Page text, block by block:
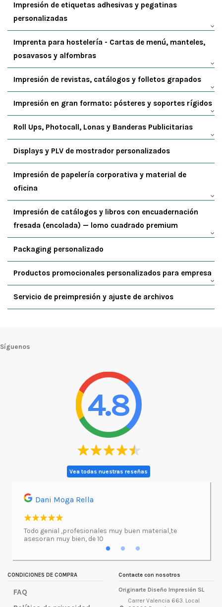
Impresión de etiquetas adhesivas y pegatinas
personalizadas
Imprenta para hostelería - Cartas de menú, manteles,
posavasos y alfombras
Impresión de revistas, catálogos y folletos grapados
Impresión en gran formato: pósteres y soportes rígidos
Roll Ups, Photocall, Lonas y Banderas Publicitarias
Displays y PLV de mostrador personalizados
Impresión de papelería corporativa y material de
oficina
Impresión de catálogos y libros con encuadernación
fresada (encolada) — lomo cuadrado premium
Packaging personalizado
Productos promocionales personalizados para empresa
Servicio de preimpresión y ajuste de archivos
Síguenos
4.8
Vea todas nuestras reseñas
Dani Moga Rella
Todo genial ,profesionales muy buen material,te
asesoran muy bien, de 10
lugar
CONDICIONES DE COMPRA
FAQ
Contacte con nosotros
Originarte Diseño Impresión SL
Carrer Valencia 663. Local